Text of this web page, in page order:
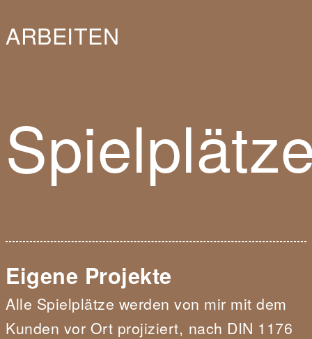
ARBEITEN
Eigene Projekte
Alle Spielplätze werden von mir mit dem
Kunden vor Ort projiziert, nach DIN 1176